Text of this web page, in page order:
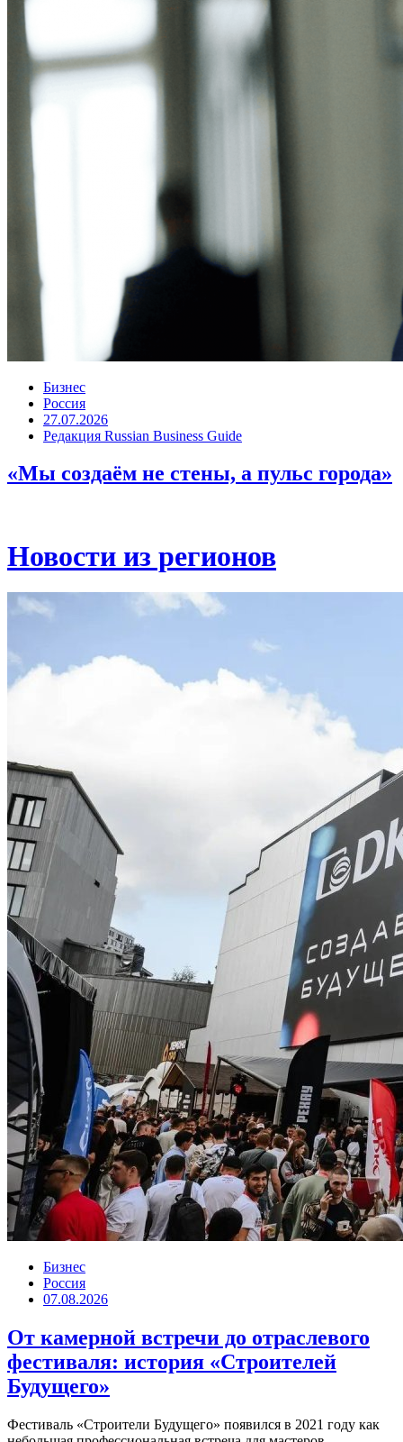
Бизнес
Россия
27.07.2026
Редакция Russian Business Guide
«Мы создаём не стены, а пульс города»
Новости из регионов
Бизнес
Россия
07.08.2026
От камерной встречи до отраслевого
фестиваля: история «Строителей
Будущего»
Фестиваль «Строители Будущего» появился в 2021 году как